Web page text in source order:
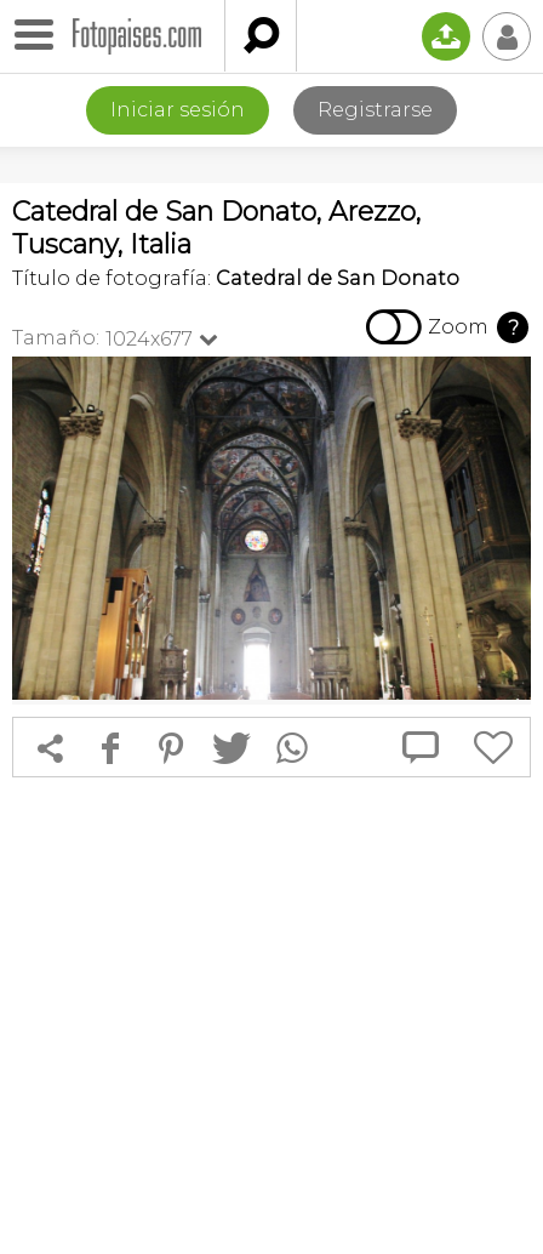
 📤 👤
Iniciar sesión Registrarse
Catedral de San Donato, Arezzo,
Tuscany, Italia
Título de fotografía: Catedral de San Donato
Tamaño: 1024x677   Zoom ?
 f 1 T  